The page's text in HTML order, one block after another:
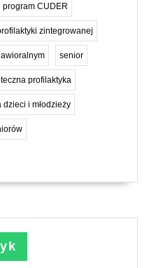
program CUDER
zintegrowanej
senior
profilaktyka
i młodzieży